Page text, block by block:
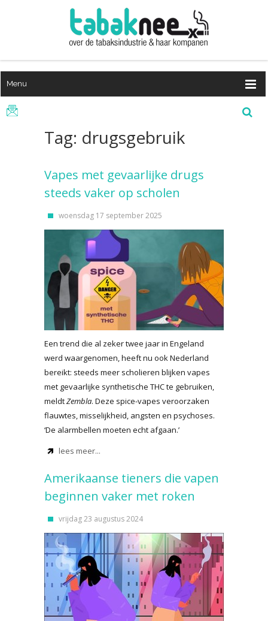
Menu
Tag: drugsgebruik
Vapes met gevaarlijke drugs
steeds vaker op scholen
woensdag 17 september 2025
Een trend die al zeker twee jaar in Engeland
werd waargenomen, heeft nu ook Nederland
bereikt: steeds meer scholieren blijken vapes
met gevaarlijke synthetische THC te gebruiken,
meldtZembla. Deze spice-vapes veroorzaken
flauwtes, misselijkheid, angsten en psychoses.
‘De alarmbellen moeten echt afgaan.’
lees meer...
Amerikaanse tieners die vapen
beginnen vaker met roken
vrijdag 23 augustus 2024